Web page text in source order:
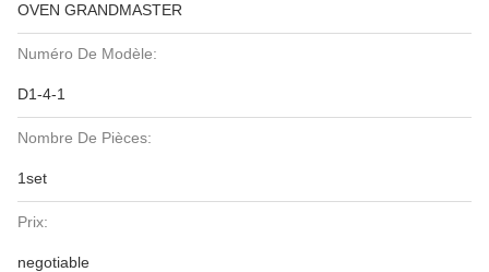
OVEN GRANDMASTER
Numéro De Modèle:
D1-4-1
Nombre De Pièces:
1set
Prix:
negotiable